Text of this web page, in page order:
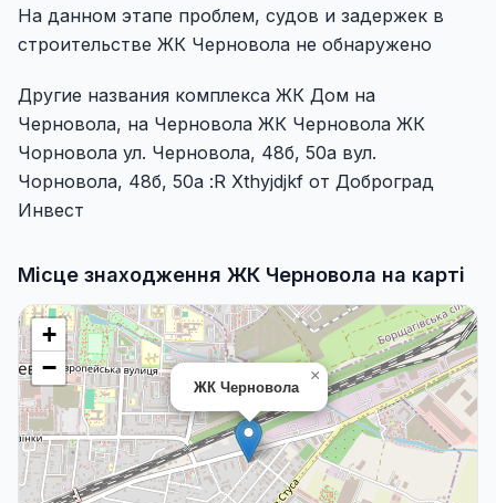
На данном этапе проблем, судов и задержек в
строительстве ЖК Черновола не обнаружено
Другие названия комплекса ЖК Дом на
Черновола, на Черновола ЖК Черновола ЖК
Чорновола ул. Черновола, 48б, 50а вул.
Чорновола, 48б, 50а :R Xthyjdjkf от Доброград
Инвест
Місце знаходження ЖК Черновола на карті
ЖК Черновола
×
+
−